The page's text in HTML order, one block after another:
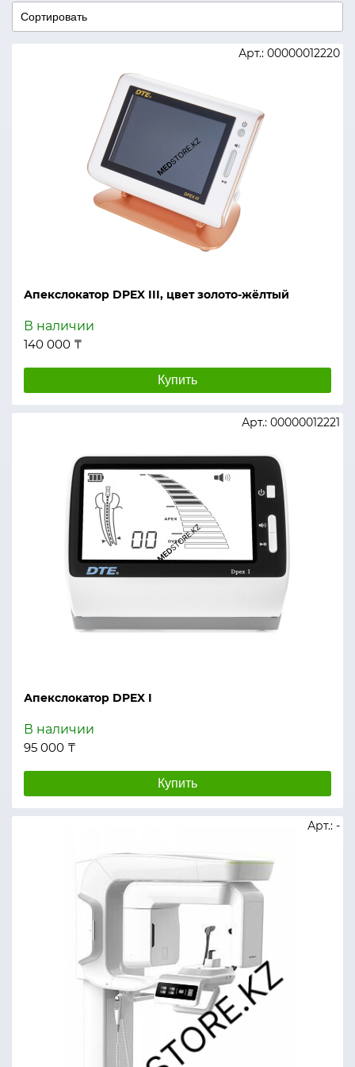
Апекслокатор DPEX III, цвет золото-жёлтый
Арт.: 00000012220
В наличии
140 000 ₸
Купить
Апекслокатор DPEX I
Арт.: 00000012221
В наличии
95 000 ₸
Купить
Арт.: -